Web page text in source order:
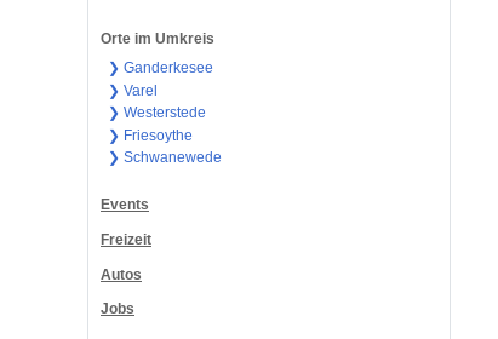
Orte im Umkreis
❯ Ganderkesee
❯ Varel
❯ Westerstede
❯ Friesoythe
❯ Schwanewede
Events
Freizeit
Autos
Jobs